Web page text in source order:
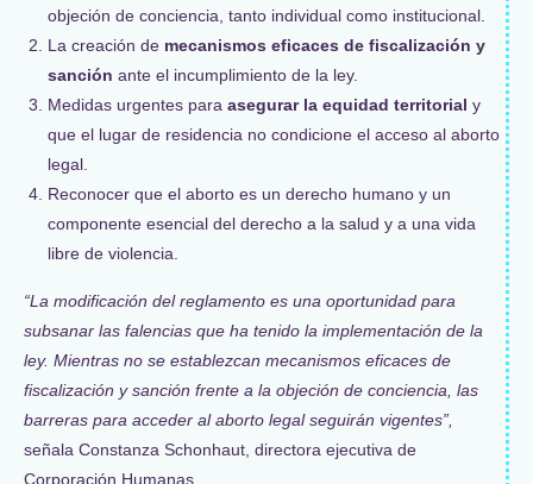
objeción de conciencia, tanto individual como institucional.
La creación de mecanismos eficaces de fiscalización y
sanción ante el incumplimiento de la ley.
Medidas urgentes para asegurar la equidad territorial y
que el lugar de residencia no condicione el acceso al aborto
legal.
Reconocer que el aborto es un derecho humano y un
componente esencial del derecho a la salud y a una vida
libre de violencia.
“La modificación del reglamento es una oportunidad para
subsanar las falencias que ha tenido la implementación de la
ley. Mientras no se establezcan mecanismos eficaces de
fiscalización y sanción frente a la objeción de conciencia, las
barreras para acceder al aborto legal seguirán vigentes”,
señala Constanza Schonhaut, directora ejecutiva de
Corporación Humanas.